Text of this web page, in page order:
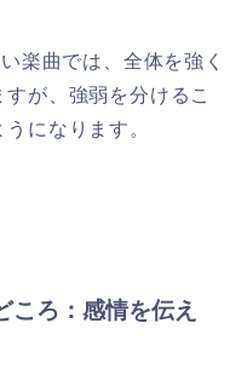
楽曲では、全体を強く
が、強弱を分けるこ
になります。
ころ：感情を伝え